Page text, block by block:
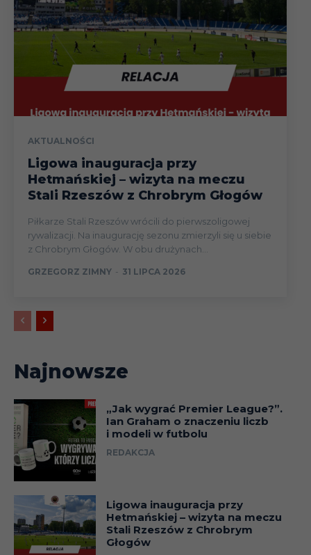
AKTUALNOŚCI
Ligowa inauguracja przy
Hetmańskiej – wizyta na meczu
Stali Rzeszów z Chrobrym Głogów
Piłkarze Stali Rzeszów wrócili do pierwszoligowej
rywalizacji. Na inaugurację sezonu zmierzyli się u siebie
z Chrobrym Głogów. W obu drużynach...
GRZEGORZ ZIMNY - 31 LIPCA 2026
Najnowsze
„Jak wygrać Premier League?”.
Ian Graham o znaczeniu liczb
i modeli w futbolu
REDAKCJA
Ligowa inauguracja przy
Hetmańskiej – wizyta na meczu
Stali Rzeszów z Chrobrym
Głogów